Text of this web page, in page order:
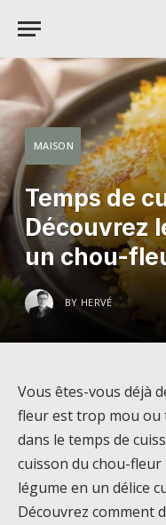
MAISON
Temps de
Découvrez
un chou-
BY HERVÉ
Vous êtes-vous déjà
fleur est trop mou ou
dans le temps de
cuisson du chou-
légume en un délice
Découvrez comment